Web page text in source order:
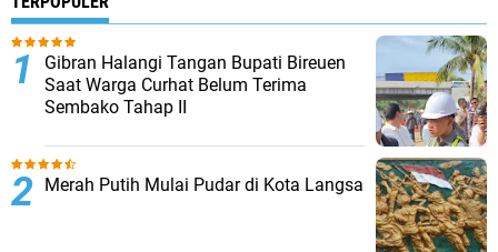
Gibran Halangi Tangan Bupati Bireuen
Saat Warga Curhat Belum Terima
Sembako Tahap II
Merah Putih Mulai Pudar di Kota Langsa